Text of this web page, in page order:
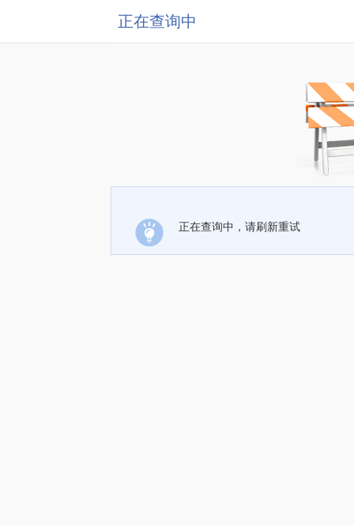
正在查询中
正在查询中，请刷新重试